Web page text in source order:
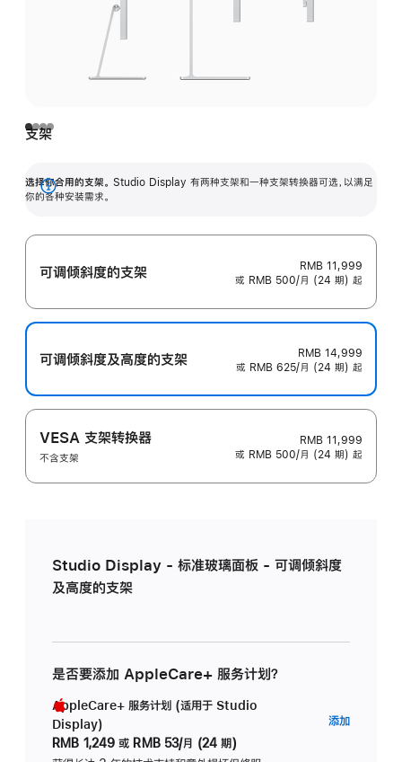
支架
选择你合用的支架。 Studio Display 有两种支架和一种支架转换器可选，以满足
你的各种安装需求。
展
可调倾斜度的支架
RMB 11,999
或 RMB 500/月 (24 期) 起
可调倾斜度及高‍度的支‍架
RMB 14,999
或 RMB 625/月 (24 期) 起
VESA 支架转换器
不含支架
RMB 11,999
或 RMB 500/月 (24 期) 起
Studio Display - 标准玻璃面板 - 可调倾斜度
及高度的支架
是否要添加 AppleCare+ 服务计划？
AppleCare+ 服务计划 (适用于 Studio
Display)
RMB 1,249 或 RMB 53/月 (24 期)
添加